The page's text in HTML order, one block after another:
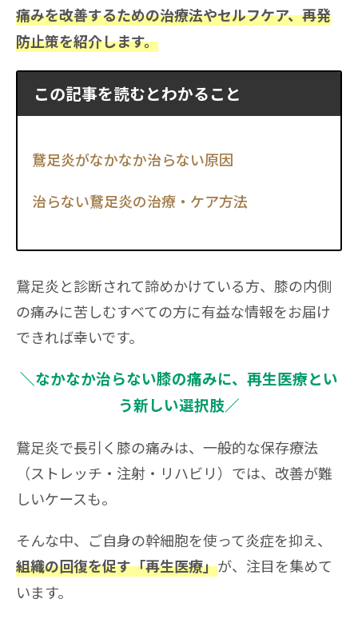
痛みを改善するための治療法やセルフケア、再発
防止策を紹介します。
この記事を読むとわかること
鵞足炎がなかなか治らない原因
治らない鵞足炎の治療・ケア方法
鵞足炎と診断されて諦めかけている方、膝の内側
の痛みに苦しむすべての方に有益な情報をお届け
できれば幸いです。
＼なかなか治らない膝の痛みに、再生医療とい
う新しい選択肢／
鵞足炎で長引く膝の痛みは、一般的な保存療法
（ストレッチ・注射・リハビリ）では、改善が難
しいケースも。
そんな中、ご自身の幹細胞を使って炎症を抑え、
組織の回復を促す「再生医療」が、注目を集めて
います。